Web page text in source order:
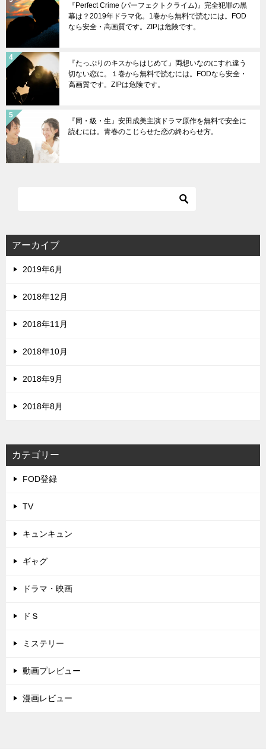
『Perfect Crime (パーフェクトクライム)』完全犯罪の黒
幕は？2019年ドラマ化。1巻から無料で読むには。FOD
なら安全・高画質です。ZIPは危険です。
『たっぷりのキスからはじめて』両想いなのにすれ違う
切ない恋に。１巻から無料で読むには。FODなら安全・
高画質です。ZIPは危険です。
『同・級・生』安田成美主演ドラマ原作を無料で安全に
読むには。青春のこじらせた恋の終わらせ方。
アーカイブ
2019年6月
2018年12月
2018年11月
2018年10月
2018年9月
2018年8月
カテゴリー
FOD登録
TV
キュンキュン
ギャグ
ドラマ・映画
ドＳ
ミステリー
動画プレビュー
漫画レビュー